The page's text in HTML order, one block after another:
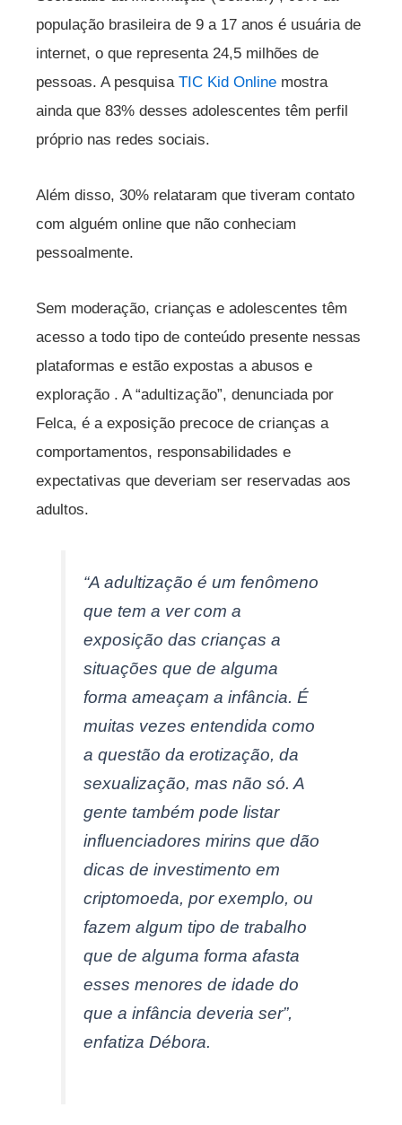
população brasileira de 9 a 17 anos é usuária de
internet, o que representa 24,5 milhões de
pessoas. A pesquisa TIC Kid Online mostra
ainda que 83% desses adolescentes têm perfil
próprio nas redes sociais.
Além disso, 30% relataram que tiveram contato
com alguém online que não conheciam
pessoalmente.
Sem moderação, crianças e adolescentes têm
acesso a todo tipo de conteúdo presente nessas
plataformas e estão expostas a abusos e
exploração . A “adultização”, denunciada por
Felca, é a exposição precoce de crianças a
comportamentos, responsabilidades e
expectativas que deveriam ser reservadas aos
adultos.
“A adultização é um fenômeno
que tem a ver com a
exposição das crianças a
situações que de alguma
forma ameaçam a infância. É
muitas vezes entendida como
a questão da erotização, da
sexualização, mas não só. A
gente também pode listar
influenciadores mirins que dão
dicas de investimento em
criptomoeda, por exemplo, ou
fazem algum tipo de trabalho
que de alguma forma afasta
esses menores de idade do
que a infância deveria ser”,
enfatiza Débora.